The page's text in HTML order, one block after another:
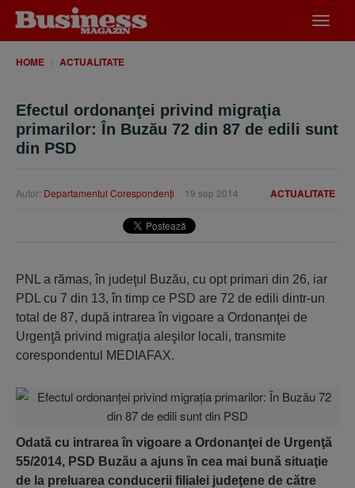
meniu
HOME ACTUALITATE
Efectul ordonanţei privind migraţia
primarilor: În Buzău 72 din 87 de edili sunt
din PSD
ACTUALITATE
Autor: Departamentul Corespondenţi 19 sep 2014
PNL a rămas, în judeţul Buzău, cu opt primari din 26, iar
PDL cu 7 din 13, în timp ce PSD are 72 de edili dintr-un
total de 87, după intrarea în vigoare a Ordonanţei de
Urgenţă privind migraţia aleşilor locali, transmite
corespondentul MEDIAFAX.
Odată cu intrarea în vigoare a Ordonanţei de Urgenţă
55/2014, PSD Buzău a ajuns în cea mai bună situaţie
de la preluarea conducerii filialei judeţene de către